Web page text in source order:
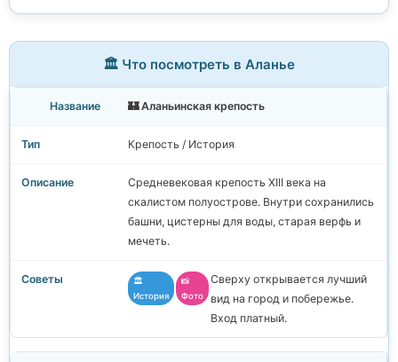
🏛️ Что посмотреть в Аланье
🏰 Аланьинская крепость
Крепость / История
Средневековая крепость XIII века на
скалистом полуострове. Внутри сохранились
башни, цистерны для воды, старая верфь и
мечеть.
🏛️
История
📸
Фото
Сверху открывается лучший
вид на город и побережье.
Вход платный.